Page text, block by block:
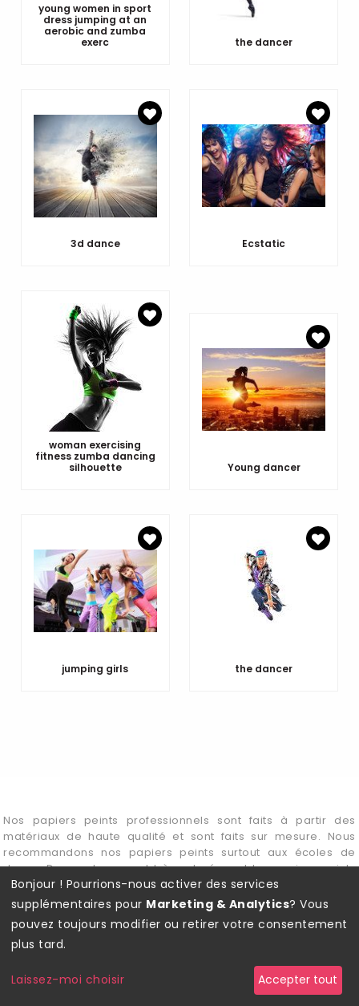
young women in sport
dress jumping at an
aerobic and zumba
exerc
the dancer
3d dance Ecstatic
woman exercising
fitness zumba dancing
silhouette
Young dancer
jumping girls the dancer
Nos papiers peints professionnels sont faits à partir des
matériaux de haute qualité et sont faits sur mesure. Nous
recommandons nos papiers peints surtout aux écoles de
danse. Des couleurs sont très saturées, et les papiers peints
sont résistants à l'humidité et au nettoyage. Ne se décolorent
pas et soulignent parfaitement le caractère des salles de
danse professionnelles.
Bonjour ! Pourrions-nous activer des services
supplémentaires pour Marketing & Analytics? Vous
pouvez toujours modifier ou retirer votre consentement
plus tard.
Laissez-moi choisir Accepter tout